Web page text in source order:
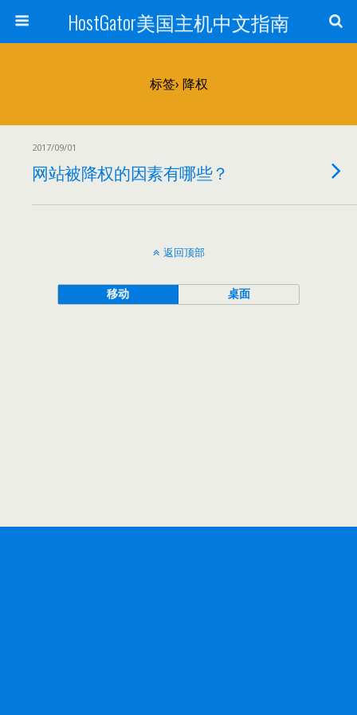
HostGator美国主机中文指南
标签› 降权
2017/09/01
网站被降权的因素有哪些？
返回顶部
移动 桌面